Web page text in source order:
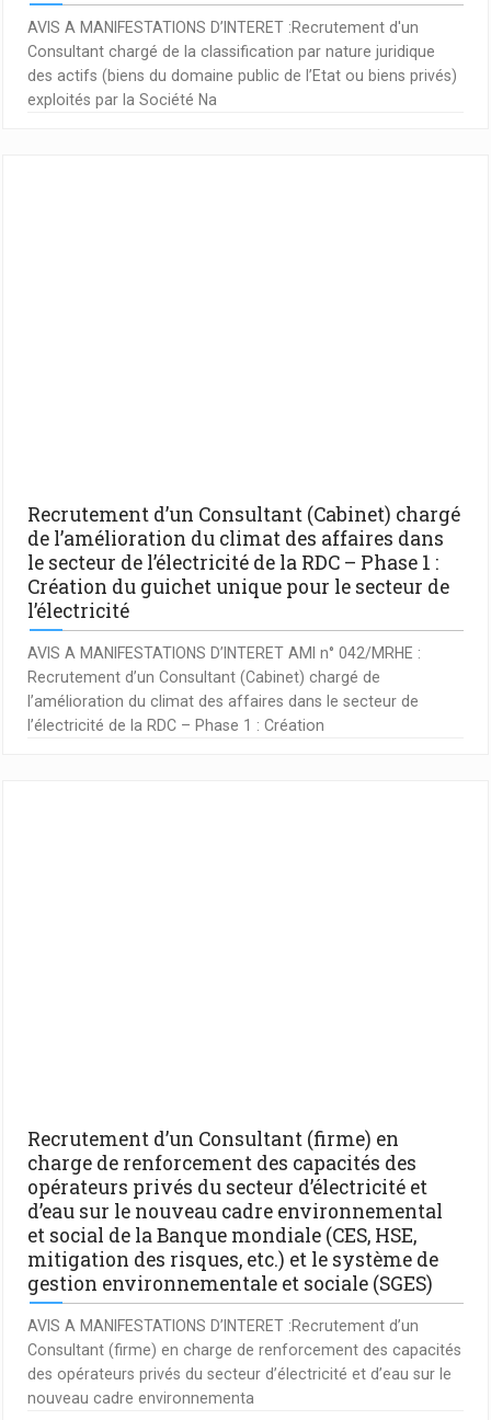
AVIS A MANIFESTATIONS D’INTERET :Recrutement d'un
Consultant chargé de la classification par nature juridique
des actifs (biens du domaine public de l’Etat ou biens privés)
exploités par la Société Na
Recrutement d’un Consultant (Cabinet) chargé
de l’amélioration du climat des affaires dans
le secteur de l’électricité de la RDC – Phase 1 :
Création du guichet unique pour le secteur de
l’électricité
AVIS A MANIFESTATIONS D’INTERET AMI n° 042/MRHE :
Recrutement d’un Consultant (Cabinet) chargé de
l’amélioration du climat des affaires dans le secteur de
l’électricité de la RDC – Phase 1 : Création
Recrutement d’un Consultant (firme) en
charge de renforcement des capacités des
opérateurs privés du secteur d’électricité et
d’eau sur le nouveau cadre environnemental
et social de la Banque mondiale (CES, HSE,
mitigation des risques, etc.) et le système de
gestion environnementale et sociale (SGES)
AVIS A MANIFESTATIONS D’INTERET :Recrutement d’un
Consultant (firme) en charge de renforcement des capacités
des opérateurs privés du secteur d’électricité et d’eau sur le
nouveau cadre environnementa